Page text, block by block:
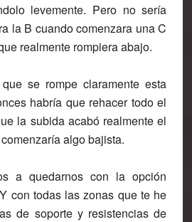
levemente. Pero no sería
la B cuando comenzara una C
realmente rompiera abajo.
se rompe claramente esta
habría que rehacer todo el
la subida acabó realmente el
algo bajista.
a quedarnos con la opción
con todas las zonas que te he
de soporte y resistencias de